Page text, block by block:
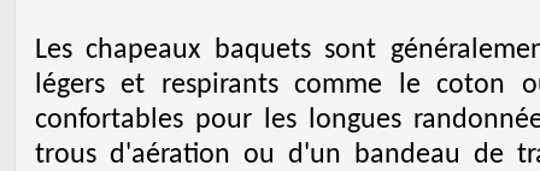
Les chapeaux baquets sont
légers et respirants comme le coton
confortables pour les longues
trous d'aération ou d'un bandeau de